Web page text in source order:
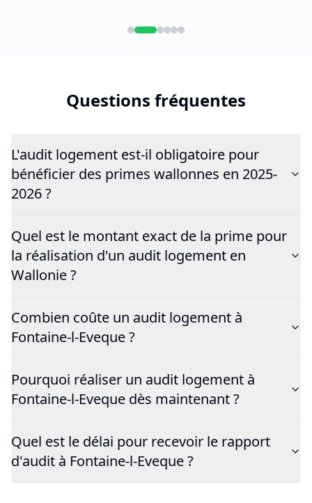
Questions fréquentes
L'audit logement est-il obligatoire pour
bénéficier des primes wallonnes en 2025-
2026 ?
Quel est le montant exact de la prime pour
la réalisation d'un audit logement en
Wallonie ?
Combien coûte un audit logement à
Fontaine-l-Eveque ?
Pourquoi réaliser un audit logement à
Fontaine-l-Eveque dès maintenant ?
Quel est le délai pour recevoir le rapport
d'audit à Fontaine-l-Eveque ?